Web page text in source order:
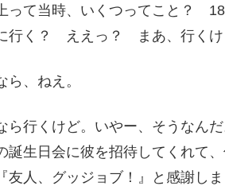
って当時、いくつってこと？
行く？ ええっ？ まあ、行く
ら、ねえ。
ら行くけど。いやー、そうな
誕生日会に彼を招待してくれて
友人、グッジョブ！』と感謝し